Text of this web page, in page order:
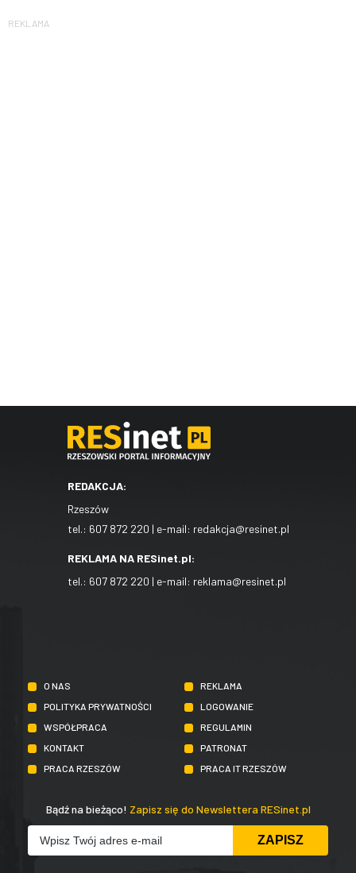
REKLAMA
REDAKCJA:
Rzeszów
tel.: 607 872 220 | e-mail: redakcja@resinet.pl
REKLAMA NA RESinet.pl:
tel.: 607 872 220 | e-mail: reklama@resinet.pl
O NAS
REKLAMA
POLITYKA PRYWATNOŚCI
LOGOWANIE
WSPÓŁPRACA
REGULAMIN
KONTAKT
PATRONAT
PRACA RZESZÓW
PRACA IT RZESZÓW
Bądź na bieżąco! Zapisz się do Newslettera RESinet.pl